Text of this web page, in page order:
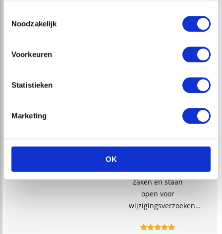
Noodzakelijk
Voorkeuren
Statistieken
Marketing
OK
heeft vervolgens
plaatsgehad.
Zeer kundige
verstand van
zaken en staan
open voor
wijzigingsverzoeken…